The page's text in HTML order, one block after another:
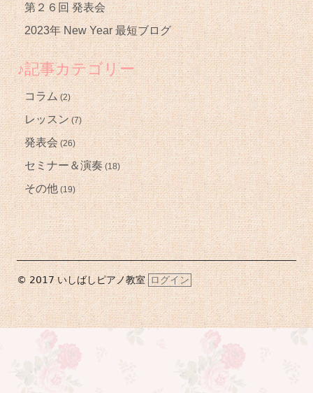
第２６回 発表会
2023年 New Year 最短ブログ
♪記事カテゴリー
コラム(2)
レッスン(7)
発表会(26)
セミナー＆演奏(18)
その他 (19)
フ
ッ
タ
ー・
ン
© 2017 いしばしピアノ教室ログイン